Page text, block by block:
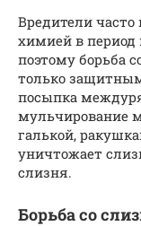
Вредители
химией в
поэтому борьба
только
посыпка
мульчирование
галькой,
уничтожает
слизня.
Борьба со